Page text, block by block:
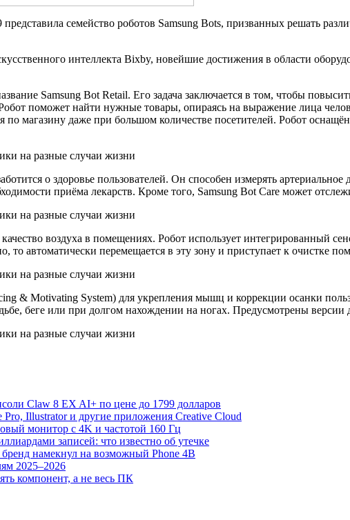
семейство роботов Samsung Bots, призванных решать
интеллекта Bixby, новейшие достижения в области
Samsung Bot Retail. Его задача заключается в том, чтобы
поможет найти нужные товары, опираясь на выражение лица
по магазину даже при большом количестве посетителей. Робот
о здоровье пользователей. Он способен измерять
приёма лекарств. Кроме того, Samsung Bot Care может
воздуха в помещениях. Робот использует интегрированный
то автоматически перемещается в эту зону и приступает к очистке
& Motivating System) для укрепления мышц и коррекции осанки
беге или при долгом нахождении на ногах. Предусмотрены версии
Claw 8 EX AI+ по цене до 1799 долларов
Illustrator и другие приложения Creative Cloud
монитор с 4K и частотой 160 Гц
записей: что известно об утечке
намекнул на возможный Phone 4B
2025–2026
компонент, а не весь ПК